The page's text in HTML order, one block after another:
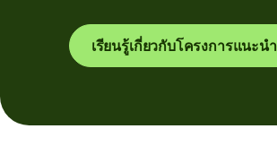
เรียนรู้เกี่ยวกับโครงการแนะน